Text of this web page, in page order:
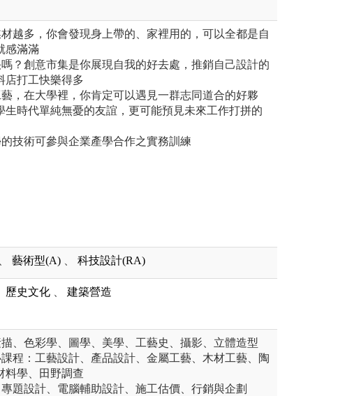
越多，你會發現身上帶的、家裡用的，可以全都是自
感滿滿
？創意市集是你展現自我的好去處，推銷自己設計的
店打工快樂得多
，在大學裡，你肯定可以遇見一群志同道合的好夥
生時代單純無憂的友誼，更可能預見未來工作打拼的
技術可參與企業產學合作之實務訓練
藝術型(A) 科技設計(RA)
歷史文化 建築營造
、色彩學、圖學、美學、工藝史、攝影、立體造型
程：工藝設計、產品設計、金屬工藝、木材工藝、陶
料學、田野調查
題設計、電腦輔助設計、施工估價、行銷與企劃